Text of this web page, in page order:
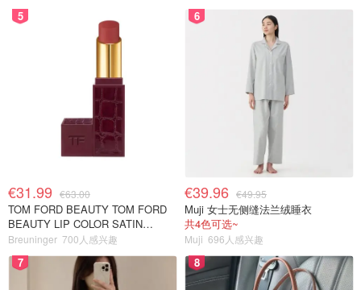
5
€31.99 €63.00
TOM FORD BEAUTY TOM FORD
BEAUTY LIP COLOR SATIN
MATTE 裸玫瑰口红
Breuninger 700人感兴趣
6
€39.96 €49.95
Muji 女士无侧缝法兰绒睡衣
共4色可选~
Muji 696人感兴趣
7 8